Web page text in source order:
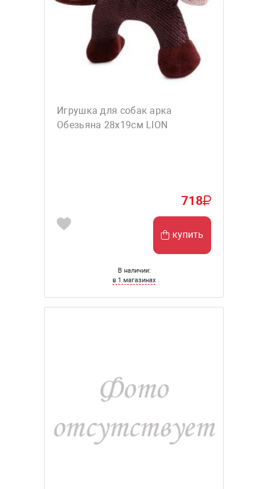
Игрушка для собак арка
Обезьяна 28х19см LION
718
купить
В наличии:
в 1 магазинах